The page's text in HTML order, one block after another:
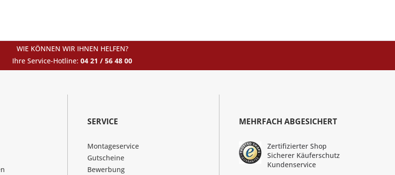
WIE KÖNNEN WIR IHNEN HELFEN?
Ihre Service-Hotline: 04 21 / 56 48 00
SERVICE
Montageservice
Gutscheine
Bewerbung
MEHRFACH ABGESICHERT
Zertifizierter Shop
Sicherer Käuferschutz
Kundenservice